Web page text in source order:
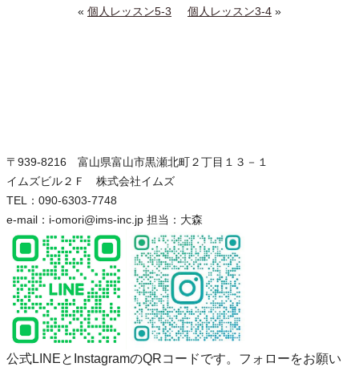
« 個人レッスン5-3 個人レッスン3-4 »
〒939-8216 富山県富山市黒瀬北町２丁目１３－１
イムズビル２Ｆ 株式会社イムズ
TEL：090-6303-7748
e-mail：i-omori@ims-inc.jp 担当：大森
公式LINEとInstagramのQRコードです。フォローをお願い